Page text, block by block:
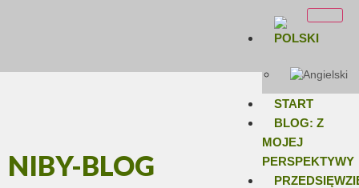
START
BLOG: Z
MOJEJ
PERSPEKTYWY
NIBY-BLOG